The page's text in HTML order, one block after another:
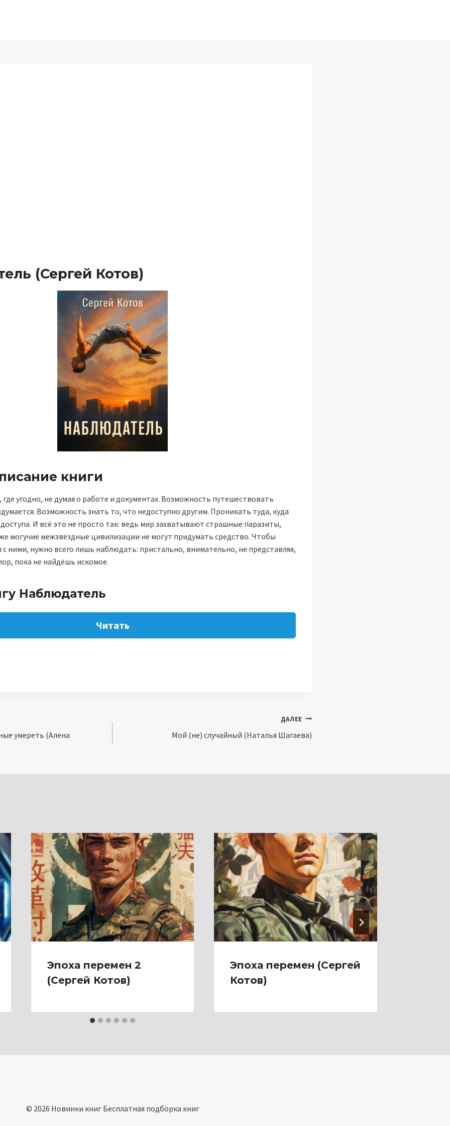
(Сергей Котов)
книги
угодно, не думая о работе и документах. Возможность путешествовать
Возможность знать то, что недоступно другим. Проникать туда, куда
И всё это не просто так: ведь мир захватывают страшные паразиты,
могучие межзвёздные цивилизации не могут придумать средство. Чтобы
с ними, нужно всего лишь наблюдать: пристально, внимательно, не представляя,
пока не найдёшь искомое.
Наблюдатель
Читать
умереть (Алена
ДАЛЕЕ
Мой (не) случайный (Наталья Шагаева)
Эпоха перемен 2
(Сергей Котов)
Эпоха перемен (Сергей
Котов)
© 2026 Новинки книг Бесплатная подборка книг